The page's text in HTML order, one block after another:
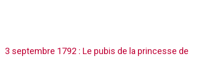
3 septembre 1792 : Le pubis de la princesse de